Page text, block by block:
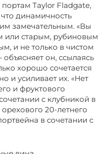
Taylor Fladgate,
динамичность
замечательным. «Вы
или старым, рубиновым
и не только в чистом
он, ссылаясь
хорошо сочетается
и усиливает их. «Нет
и фруктового
с клубникой в
20-летнего
в сочетании с